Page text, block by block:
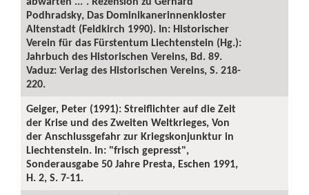
Podhradsky, Das Dominikanerinnenkloster
Altenstadt (Feldkirch 1990). In: Historischer
Verein für das Fürstentum Liechtenstein (Hg.):
Jahrbuch des Historischen Vereins, Bd. 89.
Vaduz: Verlag des Historischen Vereins, S. 218-
220.
Geiger, Peter (1991): Streiflichter auf die Zeit
der Krise und des Zweiten Weltkrieges, Von
der Anschlussgefahr zur Kriegskonjunktur in
Liechtenstein. In: "frisch gepresst",
Sonderausgabe 50 Jahre Presta, Eschen 1991,
H. 2, S. 7-11.